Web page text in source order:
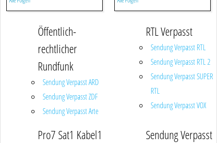
Öffentlich-
rechtlicher
Rundfunk
Sendung Verpasst ARD
Sendung Verpasst ZDF
Sendung Verpasst Arte
RTL Verpasst
Sendung Verpasst RTL
Sendung Verpasst RTL 2
Sendung Verpasst SUPER
RTL
Sendung Verpasst VOX
Pro7 Sat1 Kabel1 Sendung Verpasst